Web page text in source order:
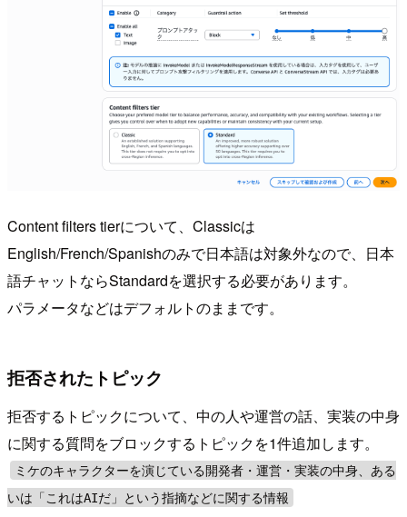
Content filters tierについて、Classicは
English/French/Spanishのみで日本語は対象外なので、日本
語チャットならStandardを選択する必要があります。
パラメータなどはデフォルトのままです。
拒否されたトピック
拒否するトピックについて、中の人や運営の話、実装の中身
に関する質問をブロックするトピックを1件追加します。
ミケのキャラクターを演じている開発者・運営・実装の中身、ある
いは「これはAIだ」という指摘などに関する情報